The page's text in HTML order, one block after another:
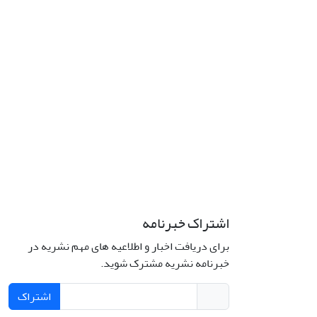
اشتراک خبرنامه
برای دریافت اخبار و اطلاعیه های مهم نشریه در
خبرنامه نشریه مشترک شوید.
اشتراک